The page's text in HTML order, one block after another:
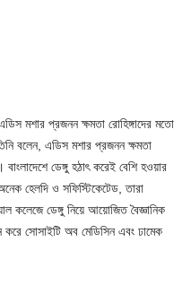
এডিস মশার প্রজনন ক্ষমতা রোহিঙ্গাদের মতো
বলেন, এডিস মশার প্রজনন ক্ষমতা
বাংলাদেশে ডেঙ্গু হঠাৎ করেই বেশি হওয়ার
হেলদি ও সফিস্টিকেটেড, তারা
কলেজে ডেঙ্গু নিয়ে আয়োজিত বৈজ্ঞানিক
সোসাইটি অব মেডিসিন এবং ঢামেক